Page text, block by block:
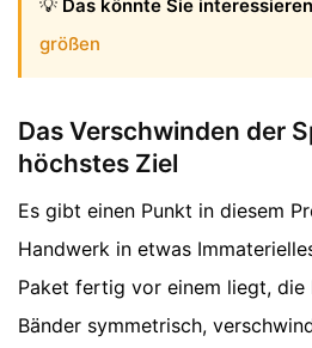
💡 Das könnte Sie
größen
Das Verschwinden der
höchstes Ziel
Es gibt einen Punkt in diesem
Handwerk in etwas
Paket fertig vor einem liegt, die
Bänder symmetrisch,